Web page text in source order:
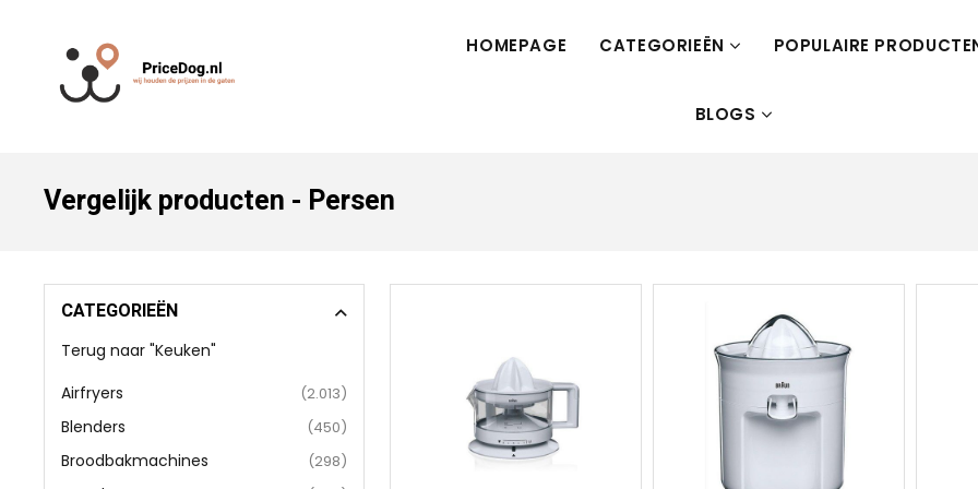
HOMEPAGE CATEGORIEËN POPULAIRE
BLOGS
Vergelijk producten - Persen
CATEGORIEËN
Terug naar "Keuken"
Airfryers
(2.013)
Blenders (450)
Broodbakmachines (298)